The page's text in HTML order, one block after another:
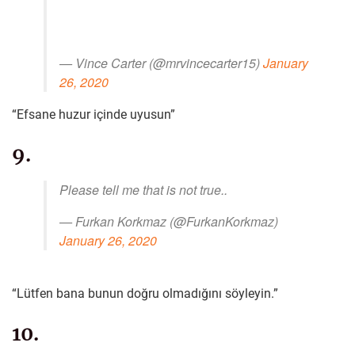
— Vince Carter (@mrvincecarter15)January
26, 2020
“Efsane huzur içinde uyusun”
9.
Please tell me that is not true..
— Furkan Korkmaz (@FurkanKorkmaz)
January 26, 2020
“Lütfen bana bunun doğru olmadığını söyleyin.”
10.